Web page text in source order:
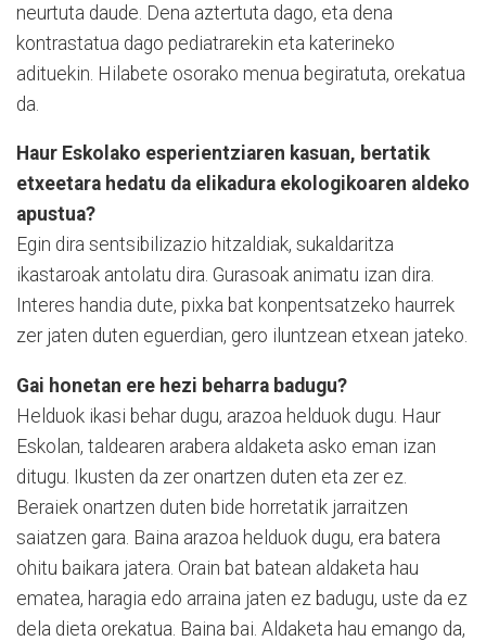
neurtuta daude. Dena aztertuta dago, eta dena
kontrastatua dago pediatrarekin eta katerineko
adituekin. Hilabete osorako menua begiratuta, orekatua
da.
Haur Eskolako esperientziaren kasuan, bertatik
etxeetara hedatu da elikadura ekologikoaren aldeko
apustua?
Egin dira sentsibilizazio hitzaldiak, sukaldaritza
ikastaroak antolatu dira. Gurasoak animatu izan dira.
Interes handia dute, pixka bat konpentsatzeko haurrek
zer jaten duten eguerdian, gero iluntzean etxean jateko.
Gai honetan ere hezi beharra badugu?
Helduok ikasi behar dugu, arazoa helduok dugu. Haur
Eskolan, taldearen arabera aldaketa asko eman izan
ditugu. Ikusten da zer onartzen duten eta zer ez.
Beraiek onartzen duten bide horretatik jarraitzen
saiatzen gara. Baina arazoa helduok dugu, era batera
ohitu baikara jatera. Orain bat batean aldaketa hau
ematea, haragia edo arraina jaten ez badugu, uste da ez
dela dieta orekatua. Baina bai. Aldaketa hau emango da,